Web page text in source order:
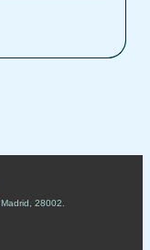
Madrid 28002